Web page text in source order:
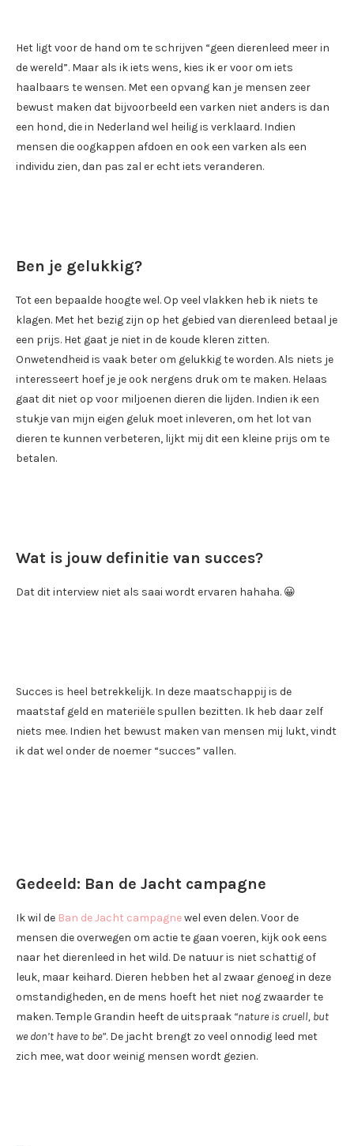
Het ligt voor de hand om te schrijven “geen dierenleed meer in
de wereld”. Maar als ik iets wens, kies ik er voor om iets
haalbaars te wensen. Met een opvang kan je mensen zeer
bewust maken dat bijvoorbeeld een varken niet anders is dan
een hond, die in Nederland wel heilig is verklaard. Indien
mensen die oogkappen afdoen en ook een varken als een
individu zien, dan pas zal er echt iets veranderen.
Ben je gelukkig?
Tot een bepaalde hoogte wel. Op veel vlakken heb ik niets te
klagen. Met het bezig zijn op het gebied van dierenleed betaal je
een prijs. Het gaat je niet in de koude kleren zitten.
Onwetendheid is vaak beter om gelukkig te worden. Als niets je
interesseert hoef je je ook nergens druk om te maken. Helaas
gaat dit niet op voor miljoenen dieren die lijden. Indien ik een
stukje van mijn eigen geluk moet inleveren, om het lot van
dieren te kunnen verbeteren, lijkt mij dit een kleine prijs om te
betalen.
Wat is jouw definitie van succes?
Dat dit interview niet als saai wordt ervaren hahaha. 😀
Succes is heel betrekkelijk. In deze maatschappij is de
maatstaf geld en materiële spullen bezitten. Ik heb daar zelf
niets mee. Indien het bewust maken van mensen mij lukt, vindt
ik dat wel onder de noemer “succes” vallen.
Gedeeld: Ban de Jacht campagne
Ik wil de Ban de Jacht campagnewel even delen. Voor de
mensen die overwegen om actie te gaan voeren, kijk ook eens
naar het dierenleed in het wild. De natuur is niet schattig of
leuk, maar keihard. Dieren hebben het al zwaar genoeg in deze
omstandigheden, en de mens hoeft het niet nog zwaarder te
maken. Temple Grandin heeft de uitspraak “nature is cruell, but
we don’t have to be”. De jacht brengt zo veel onnodig leed met
zich mee, wat door weinig mensen wordt gezien.